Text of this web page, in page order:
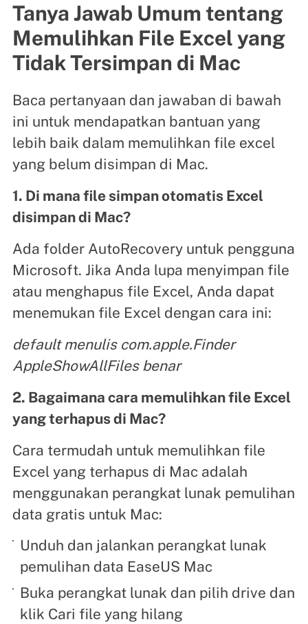
Tanya Jawab Umum tentang
Memulihkan File Excel yang
Tidak Tersimpan di Mac
Baca pertanyaan dan jawaban di bawah
ini untuk mendapatkan bantuan yang
lebih baik dalam memulihkan file excel
yang belum disimpan di Mac.
1. Di mana file simpan otomatis Excel
disimpan di Mac?
Ada folder AutoRecovery untuk pengguna
Microsoft. Jika Anda lupa menyimpan file
atau menghapus file Excel, Anda dapat
menemukan file Excel dengan cara ini:
default menulis com.apple.Finder
AppleShowAllFiles benar
2. Bagaimana cara memulihkan file Excel
yang terhapus di Mac?
Cara termudah untuk memulihkan file
Excel yang terhapus di Mac adalah
menggunakan perangkat lunak pemulihan
data gratis untuk Mac:
Unduh dan jalankan perangkat lunak
pemulihan data EaseUS Mac
Buka perangkat lunak dan pilih drive dan
klik Cari file yang hilang